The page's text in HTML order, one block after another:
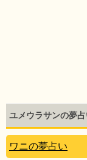
ユメウラサンの夢
ワニの夢占い